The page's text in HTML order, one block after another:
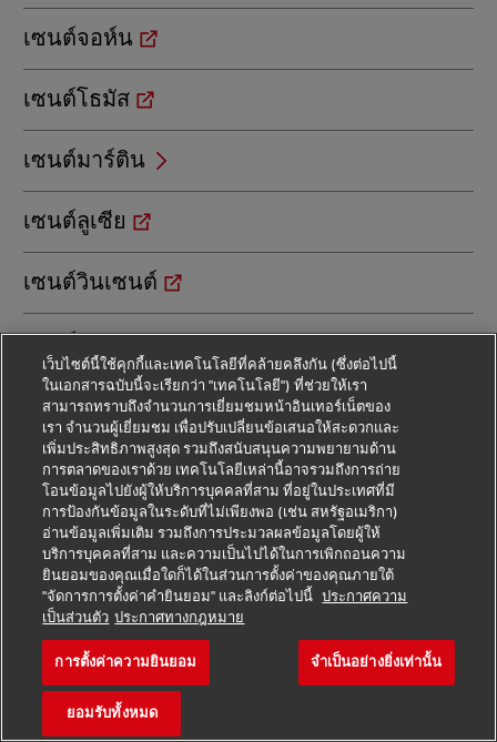
เซนต์จอห์น
เซนต์โธมัส
เซนต์มาร์ติน
เซนต์ลูเซีย
เซนต์วินเซนต์
เซนต์เฮเลนา
เซเนกัล
เซอร์เบีย
เซาตูเมและปรินซิปี
เซียร์ราลีโอน
เดนมาร์ก
เติร์กเมนิสถาน
เว็บไซต์นี้ใช้คุกกี้และเทคโนโลยีที่คล้ายคลึงกัน (ซึ่งต่อไปนี้
ในเอกสารฉบับนี้จะเรียกว่า "เทคโนโลยี") ที่ช่วยให้เรา
สามารถทราบถึงจำนวนการเยี่ยมชมหน้าอินเทอร์เน็ตของ
เรา จำนวนผู้เยี่ยมชม เพื่อปรับเปลี่ยนข้อเสนอให้สะดวกและ
เพิ่มประสิทธิภาพสูงสุด รวมถึงสนับสนุนความพยายามด้าน
การตลาดของเราด้วย เทคโนโลยีเหล่านี้อาจรวมถึงการถ่าย
โอนข้อมูลไปยังผู้ให้บริการบุคคลที่สาม ที่อยู่ในประเทศที่มี
การป้องกันข้อมูลในระดับที่ไม่เพียงพอ (เช่น สหรัฐอเมริกา)
อ่านข้อมูลเพิ่มเติม รวมถึงการประมวลผลข้อมูลโดยผู้ให้
บริการบุคคลที่สาม และความเป็นไปได้ในการเพิกถอนความ
ยินยอมของคุณเมื่อใดก็ได้ในส่วนการตั้งค่าของคุณภายใต้
"จัดการการตั้งค่าคำยินยอม" และลิงก์ต่อไปนี้ ประกาศความ
เป็นส่วนตัว ประกาศทางกฎหมาย
การตั้งค่าความยินยอม จำเป็นอย่างยิ่งเท่านั้น
ยอมรับทั้งหมด